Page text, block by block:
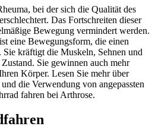
bei der sich die Qualität des
Das Fortschreiten dieser
Bewegung vermindert werden.
eine Bewegungsform, die einen
kräftigt die Muskeln, Sehnen und
Sie gewinnen auch mehr
Körper. Lesen Sie mehr über
die Verwendung von angepassten
fahren bei Arthrose.